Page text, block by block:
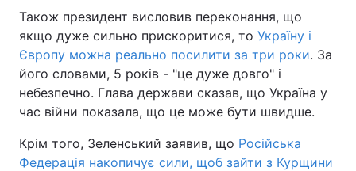
Також президент висловив переконання, що
якщо дуже сильно прискоритися, то Україну і
Європу можна реально посилити за три роки. За
його словами, 5 років - "це дуже довго" і
небезпечно. Глава держави сказав, що Україна у
час війни показала, що це може бути швидше.
Крім того, Зеленський заявив, що Російська
Федерація накопичує сили, щоб зайти з Курщини